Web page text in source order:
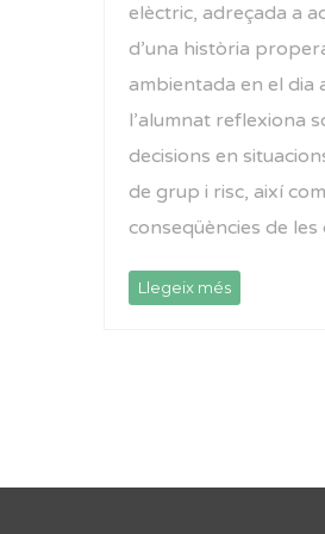
elèctric, adreçada a
d’una història
ambientada en el dia
l’alumnat reflexiona
decisions en
de grup i risc, així
conseqüències de
Llegeix més